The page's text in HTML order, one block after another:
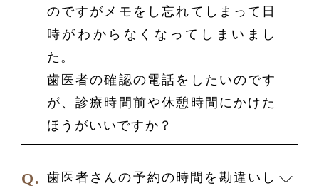
のですがメモをし忘れてしまって日
時がわからなくなってしまいまし
た。
歯医者の確認の電話をしたいのです
が、診療時間前や休憩時間にかけた
ほうがいいですか？
歯医者さんの予約の時間を勘違いし